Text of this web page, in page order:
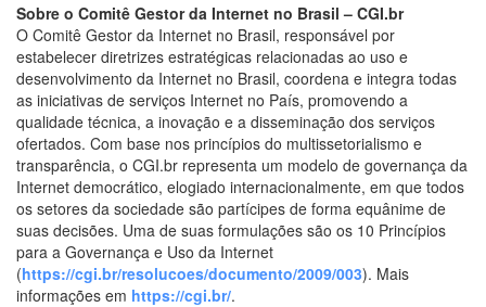
Sobre o Comitê Gestor da Internet no Brasil – CGI.br
O Comitê Gestor da Internet no Brasil, responsável por
estabelecer diretrizes estratégicas relacionadas ao uso e
desenvolvimento da Internet no Brasil, coordena e integra todas
as iniciativas de serviços Internet no País, promovendo a
qualidade técnica, a inovação e a disseminação dos serviços
ofertados. Com base nos princípios do multissetorialismo e
transparência, o CGI.br representa um modelo de governança da
Internet democrático, elogiado internacionalmente, em que todos
os setores da sociedade são partícipes de forma equânime de
suas decisões. Uma de suas formulações são os 10 Princípios
para a Governança e Uso da Internet
(https://cgi.br/resolucoes/documento/2009/003). Mais
informações em https://cgi.br/.